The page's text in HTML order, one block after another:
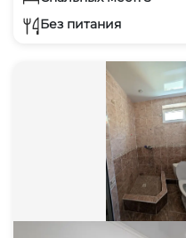
Без питания